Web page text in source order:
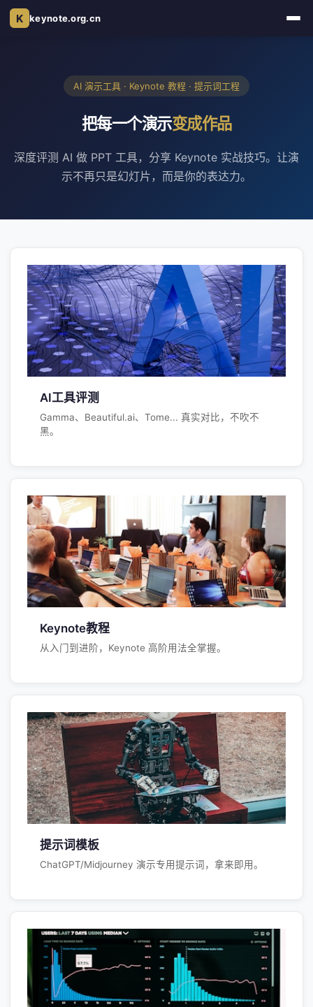
K keynote.org.cn
AI 演示工具 · Keynote 教程 · 提示词工程
把每一个演示变成作品
深度评测 AI 做 PPT 工具，分享 Keynote 实战技巧。让演
示不再只是幻灯片，而是你的表达力。
AI工具评测
Gamma、Beautiful.ai、Tome... 真实对比，不吹不
黑。
Keynote教程
从入门到进阶，Keynote 高阶用法全掌握。
提示词模板
ChatGPT/Midjourney 演示专用提示词，拿来即用。